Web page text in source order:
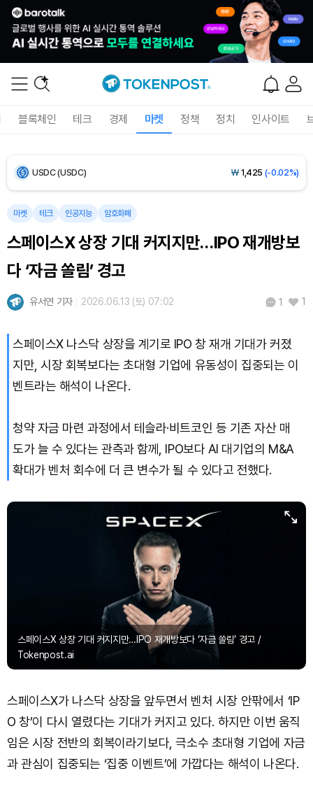
블록체인 테크 경제 마켓 정책 정치 인사이트
Bitcoin (BTC) ₩91,433,354(-1.15%)
USDC (USDC) ₩ 1,425 (-0.02%)
XRP (XRP)
Solana (SOL) ₩103,509 (-2.09%)
TRON (TRX)
Dogecoin (DOGE) ₩ 98.34(-1.42%)
Bitcoin (BTC)
마켓 테크 인공지능 암호화폐
스페이스X 상장 기대 커지지만…IPO 재개방보
다 ‘자금 쏠림’ 경고
유서연 기자 2026.06.13 (토) 07:02 1 1
스페이스X 나스닥 상장을 계기로 IPO 창 재개 기대가 커졌
지만, 시장 회복보다는 초대형 기업에 유동성이 집중되는 이
벤트라는 해석이 나온다.
청약 자금 마련 과정에서 테슬라·비트코인 등 기존 자산 매
도가 늘 수 있다는 관측과 함께, IPO보다 AI 대기업의 M&A
확대가 벤처 회수에 더 큰 변수가 될 수 있다고 전했다.
스페이스X 상장 기대 커지지만…IPO 재개방보다 ‘자금 쏠림’ 경고 /
Tokenpost.ai
스페이스X가 나스닥 상장을 앞두면서 벤처 시장 안팎에서 ‘IP
O 창’이 다시 열렸다는 기대가 커지고 있다. 하지만 이번 움직
임은 시장 전반의 회복이라기보다, 극소수 초대형 기업에 자금
과 관심이 집중되는 ‘집중 이벤트’에 가깝다는 해석이 나온다.